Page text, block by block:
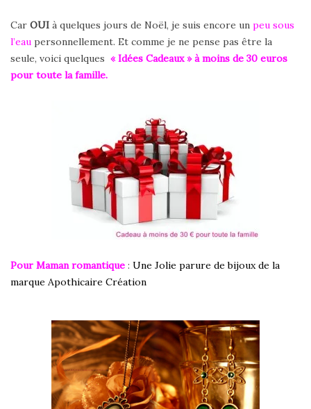
Car OUI à quelques jours de Noël, je suis encore un peu sous
l’eau personnellement. Et comme je ne pense pas être la
seule, voici quelques « Idées Cadeaux » à moins de 30 euros
pour toute la famille.
Pour Maman romantique : Une Jolie parure de bijoux de la
marque Apothicaire Création